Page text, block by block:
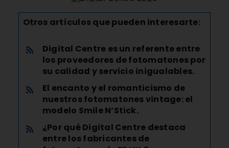
Otros artículos que pueden interesarte:
Digital Centre es un referente entre
los proveedores de fotomatones por
su calidad y servicio inigualables.
El encanto y el romanticismo de
nuestros fotomatones vintage: el
modelo Smile N’Stick.
¿Por qué Digital Centre destaca
entre los fabricantes de